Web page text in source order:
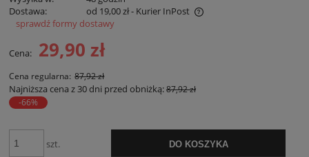
Dostawa:
od 19,00 zł- Kurier InPost
Cena nie zawiera ewentualnych kosztów płatności
sprawdź formy dostawy
Cena: 29,90 zł
Cena regularna: 87,92 zł
Najniższa cena z 30 dni przed obniżką:87,92 zł
-66%
szt. DO KOSZYKA